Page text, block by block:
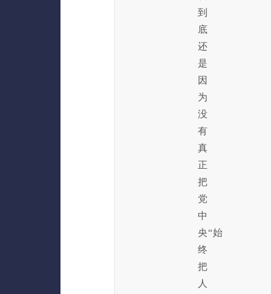
到
底
还
是
因
为
没
有
真
正
把
党
中
央“始
终
把
人